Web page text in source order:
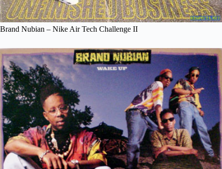
Brand Nubian – Nike Air Tech Challenge II